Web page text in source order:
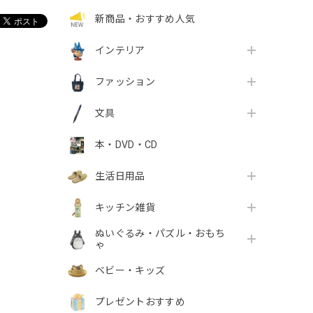
新商品・おすすめ人気
インテリア
ファッション
文具
本・DVD・CD
生活日用品
キッチン雑貨
ぬいぐるみ・パズル・おもち
ゃ
ベビー・キッズ
プレゼントおすすめ